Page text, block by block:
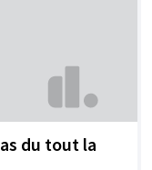
du tout la